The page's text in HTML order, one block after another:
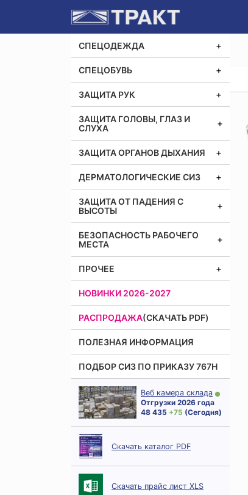
СПЕЦОДЕЖДА
СПЕЦОБУВЬ
ЗАЩИТА РУК
ЗАЩИТА ГОЛОВЫ, ГЛАЗ И
СЛУХА
ЗАЩИТА ОРГАНОВ ДЫХАНИЯ
ДЕРМАТОЛОГИЧЕСКИЕ СИЗ
ЗАЩИТА ОТ ПАДЕНИЯ С
ВЫСОТЫ
БЕЗОПАСНОСТЬ РАБОЧЕГО
МЕСТА
ПРОЧЕЕ
НОВИНКИ 2026-2027
РАСПРОДАЖА(СКАЧАТЬ PDF)
ПОЛЕЗНАЯ ИНФОРМАЦИЯ
ПОДБОР СИЗ ПО ПРИКАЗУ 767Н
Веб камера склада
Отгрузки 2026 года
48 435 + 75 (Сегодня)
Скачать каталог PDF
Скачать прайс лист XLS